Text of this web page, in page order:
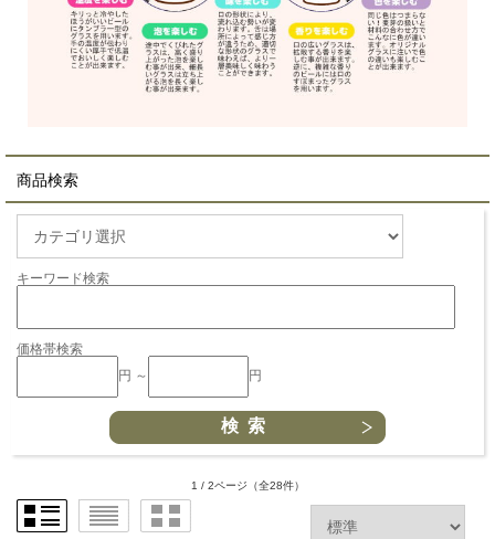
商品検索
キーワード検索
価格帯検索
円 ～
円
1 / 2ページ （全28件）